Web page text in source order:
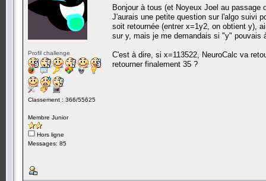
Profil challenge
Classement : 366/55625
Membre Junior
Hors ligne
Messages: 85
Bonjour à tous (et Noyeux Joel au passage
J'aurais une petite question sur l'algo suivi
soit retournée (entrer x=1y2, on obtient y),
sur y, mais je me demandais si "y" pouvais
C'est à dire, si x=113522, NeuroCalc va
retourner finalement 35 ?